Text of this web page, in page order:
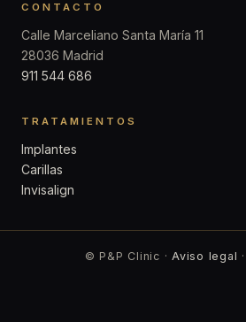
CONTACTO
Calle Marceliano Santa María 11
28036 Madrid
911 544 686
TRATAMIENTOS
Implantes
Carillas
Invisalign
© P&P Clinic ·Aviso legal ·